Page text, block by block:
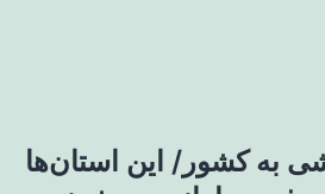
به کشور/ این استان‌ها